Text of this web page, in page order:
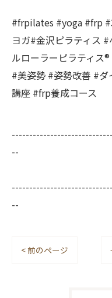
#frpilates #yoga #frp
ヨガ#金沢ピラティス
ルローラーピラティス
#美姿勢 #姿勢改善 #
講座 #frp養成コース
--
--
< 前のページ